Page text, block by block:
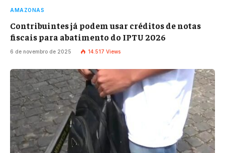
AMAZONAS
Contribuintes já podem usar créditos de notas
fiscais para abatimento do IPTU 2026
6 de novembro de 2025 14.517 Views